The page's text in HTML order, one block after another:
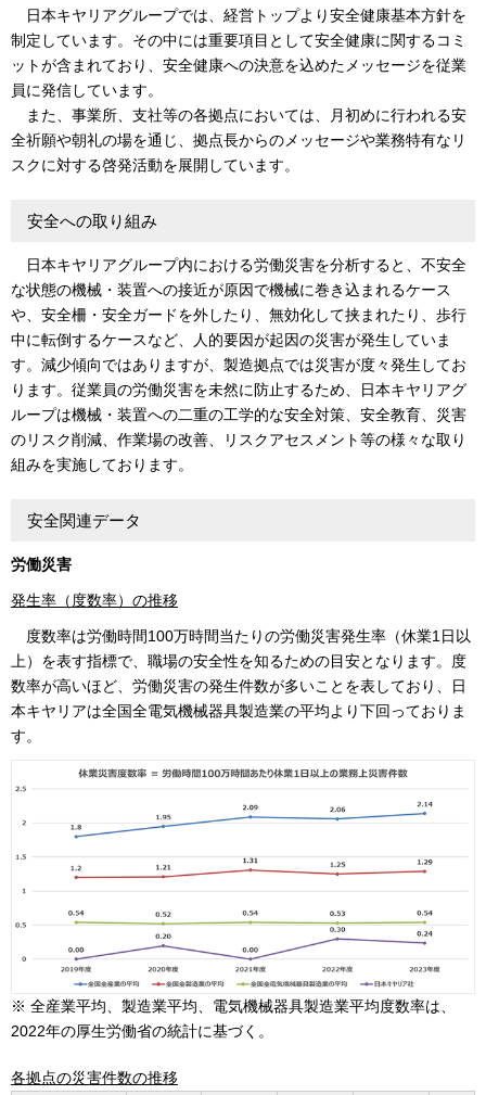
日本キヤリアグループでは、経営トップより安全健康基本方針を
制定しています。その中には重要項目として安全健康に関するコミ
ットが含まれており、安全健康への決意を込めたメッセージを従業
員に発信しています。
また、事業所、支社等の各拠点においては、月初めに行われる安
全祈願や朝礼の場を通じ、拠点長からのメッセージや業務特有なリ
スクに対する啓発活動を展開しています。
安全への取り組み
日本キヤリアグループ内における労働災害を分析すると、不安全
な状態の機械・装置への接近が原因で機械に巻き込まれるケース
や、安全柵・安全ガードを外したり、無効化して挟まれたり、歩行
中に転倒するケースなど、人的要因が起因の災害が発生していま
す。減少傾向ではありますが、製造拠点では災害が度々発生してお
ります。従業員の労働災害を未然に防止するため、日本キヤリアグ
ループは機械・装置への二重の工学的な安全対策、安全教育、災害
のリスク削減、作業場の改善、リスクアセスメント等の様々な取り
組みを実施しております。
安全関連データ
労働災害
発生率（度数率）の推移
度数率は労働時間100万時間当たりの労働災害発生率（休業1日以
上）を表す指標で、職場の安全性を知るための目安となります。度
数率が高いほど、労働災害の発生件数が多いことを表しており、日
本キヤリアは全国全電気機械器具製造業の平均より下回っておりま
す。
※ 全産業平均、製造業平均、電気機械器具製造業平均度数率は、
2022年の厚生労働省の統計に基づく。
各拠点の災害件数の推移